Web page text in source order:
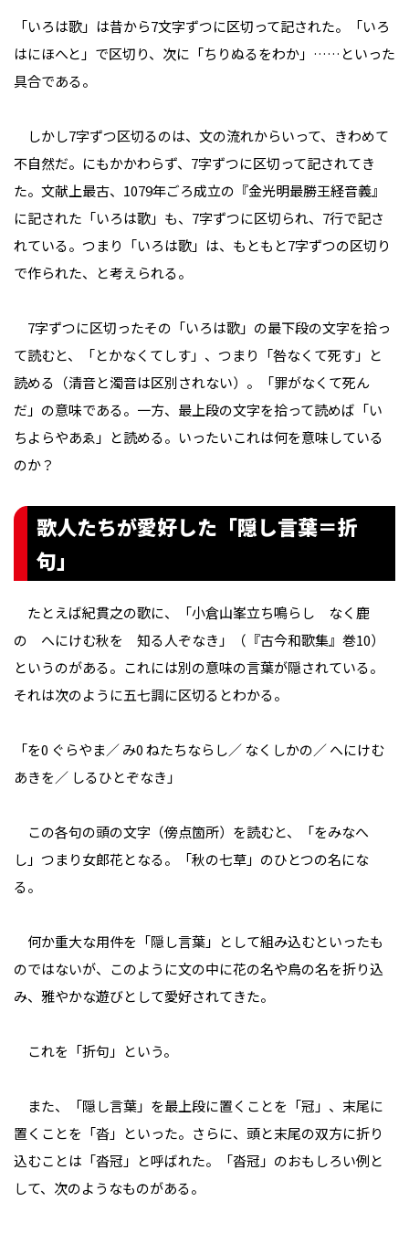
「いろは歌」は昔から7文字ずつに区切って記された。「いろ
はにほへと」で区切り、次に「ちりぬるをわか」……といった
具合である。
しかし7字ずつ区切るのは、文の流れからいって、きわめて
不自然だ。にもかかわらず、7字ずつに区切って記されてき
た。文献上最古、1079年ごろ成立の『金光明最勝王経音義』
に記された「いろは歌」も、7字ずつに区切られ、7行で記さ
れている。つまり「いろは歌」は、もともと7字ずつの区切り
で作られた、と考えられる。
7字ずつに区切ったその「いろは歌」の最下段の文字を拾っ
て読むと、「とかなくてしす」、つまり「咎なくて死す」と
読める（清音と濁音は区別されない）。「罪がなくて死ん
だ」の意味である。一方、最上段の文字を拾って読めば「い
ちよらやあゑ」と読める。いったいこれは何を意味している
のか？
歌人たちが愛好した「隠し言葉＝折
句」
たとえば紀貫之の歌に、「小倉山峯立ち鳴らし なく鹿
の へにけむ秋を 知る人ぞなき」（『古今和歌集』巻10）
というのがある。これには別の意味の言葉が隠されている。
それは次のように五七調に区切るとわかる。
「を0 ぐらやま／ み0 ねたちならし／ なくしかの／ へにけむ
あきを／ しるひとぞなき」
この各句の頭の文字（傍点箇所）を読むと、「をみなへ
し」つまり女郎花となる。「秋の七草」のひとつの名にな
る。
何か重大な用件を「隠し言葉」として組み込むといったも
のではないが、このように文の中に花の名や鳥の名を折り込
み、雅やかな遊びとして愛好されてきた。
これを「折句」という。
また、「隠し言葉」を最上段に置くことを「冠」、末尾に
置くことを「沓」といった。さらに、頭と末尾の双方に折り
込むことは「沓冠」と呼ばれた。「沓冠」のおもしろい例と
して、次のようなものがある。